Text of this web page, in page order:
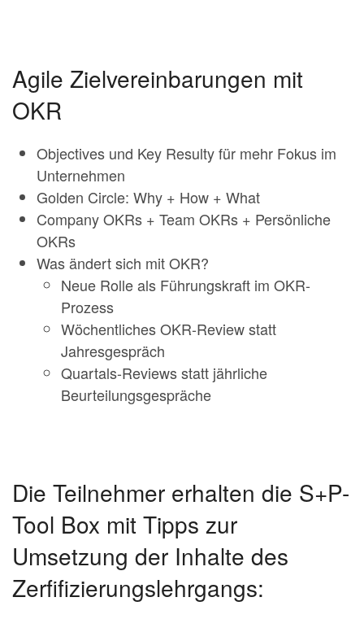
Agile Zielvereinbarungen mit
OKR
Objectives und Key Resulty für mehr Fokus im
Unternehmen
Golden Circle: Why + How + What
Company OKRs + Team OKRs + Persönliche
OKRs
Was ändert sich mit OKR?
Neue Rolle als Führungskraft im OKR-
Prozess
Wöchentliches OKR-Review statt
Jahresgespräch
Quartals-Reviews statt jährliche
Beurteilungsgespräche
Die Teilnehmer erhalten die S+P-
Tool Box mit Tipps zur
Umsetzung der Inhalte des
Zerfifizierungslehrgangs: